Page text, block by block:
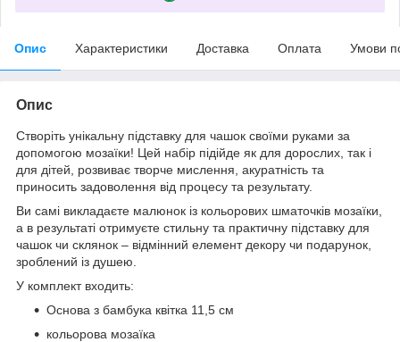
Опис Характеристики Доставка Оплата Умови
Опис
Створіть унікальну підставку для чашок своїми руками за
допомогою мозаїки! Цей набір підійде як для дорослих, так і
для дітей, розвиває творче мислення, акуратність та
приносить задоволення від процесу та результату.
Ви самі викладаєте малюнок із кольорових шматочків мозаїки,
а в результаті отримуєте стильну та практичну підставку для
чашок чи склянок – відмінний елемент декору чи подарунок,
зроблений із душею.
У комплект входить:
Основа з бамбука квітка 11,5 см
кольорова мозаїка